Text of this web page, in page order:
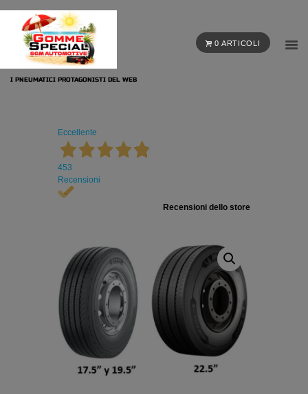
0 ARTICOLI
I PNEUMATICI PROTAGONISTI DEL WEB
Eccellente
453
Recensioni
Recensioni dello store